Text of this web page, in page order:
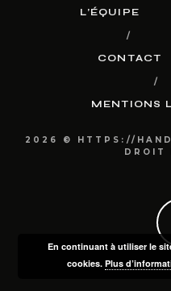
L’ÉQUIPE
CONTACT
MENTIONS
2026 © HTTPS://
DROIT
En continuant à utiliser le
cookies.Plus